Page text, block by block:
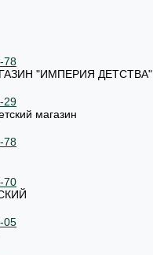
78
"ИМПЕРИЯ ДЕТСТВА"
29
магазин
78
70
05